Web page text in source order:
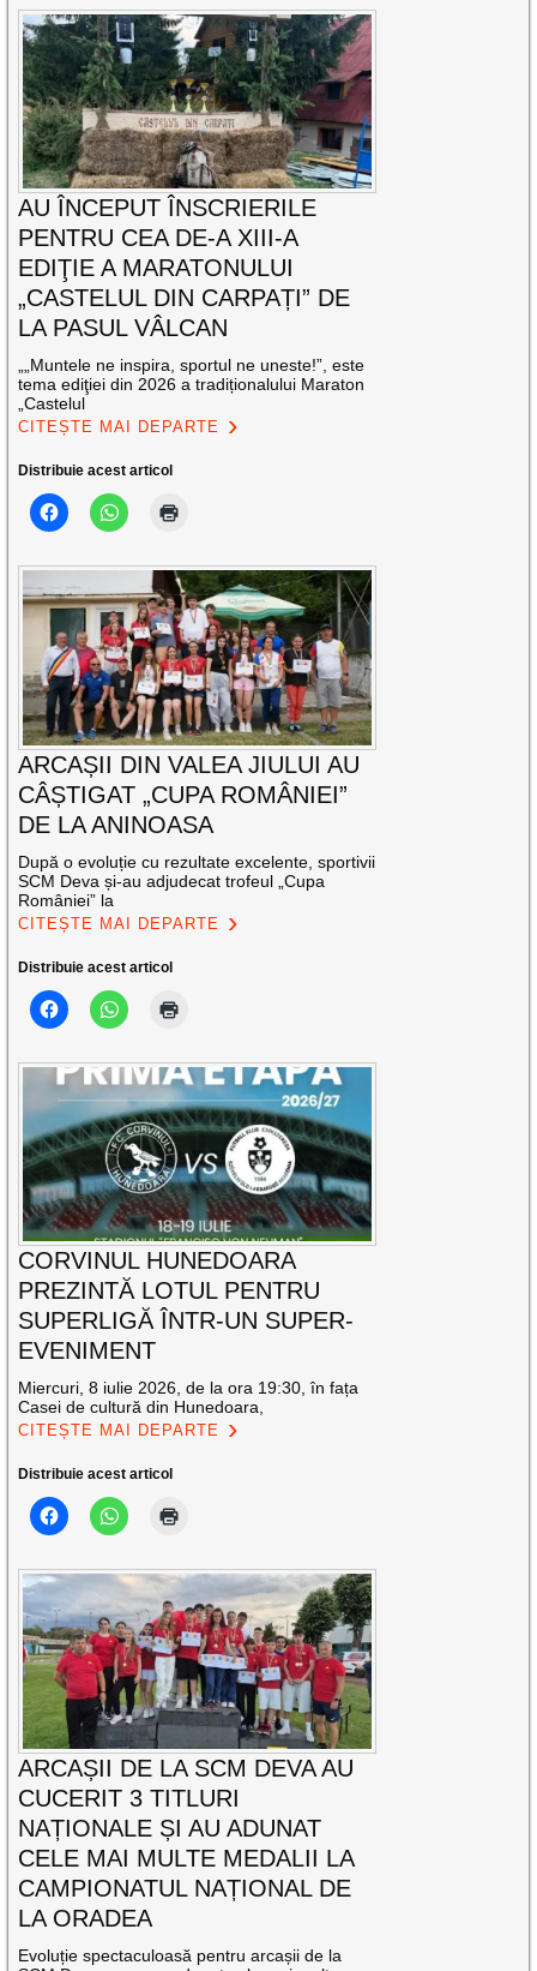
AU ÎNCEPUT ÎNSCRIERILE
PENTRU CEA DE-A XIII-A
EDIŢIE A MARATONULUI
„CASTELUL DIN CARPAȚI” DE
LA PASUL VÂLCAN
„„Muntele ne inspira, sportul ne uneste!”, este
tema ediţiei din 2026 a tradiționalului Maraton
„Castelul
CITEȘTE MAI DEPARTE
Distribuie acest articol
ARCAȘII DIN VALEA JIULUI AU
CÂȘTIGAT „CUPA ROMÂNIEI”
DE LA ANINOASA
După o evoluție cu rezultate excelente, sportivii
SCM Deva și-au adjudecat trofeul „Cupa
României” la
CITEȘTE MAI DEPARTE
Distribuie acest articol
CORVINUL HUNEDOARA
PREZINTĂ LOTUL PENTRU
SUPERLIGĂ ÎNTR-UN SUPER-
EVENIMENT
Miercuri, 8 iulie 2026, de la ora 19:30, în fața
Casei de cultură din Hunedoara,
CITEȘTE MAI DEPARTE
Distribuie acest articol
ARCAȘII DE LA SCM DEVA AU
CUCERIT 3 TITLURI
NAȚIONALE ȘI AU ADUNAT
CELE MAI MULTE MEDALII LA
CAMPIONATUL NAȚIONAL DE
LA ORADEA
Evoluție spectaculoasă pentru arcașii de la